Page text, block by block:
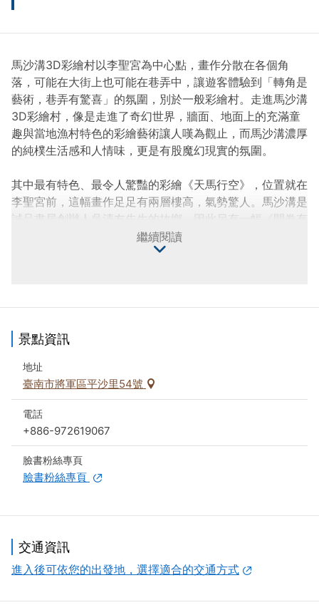
馬沙溝3D彩繪村以李聖宮為中心點，畫作分散在各個角
落，可能在大街上也可能在巷弄中，讓遊客體驗到「轉角是
藝術，巷弄有驚喜」的氛圍，別於一般彩繪村。走進馬沙溝
3D彩繪村，像是走進了奇幻世界，牆面、地面上的充滿童
趣與當地漁村特色的彩繪藝術讓人嘆為觀止，而馬沙溝濃厚
的純樸生活感和人情味，更是有股魔幻現實的氛圍。
其中最有特色、最令人驚豔的彩繪《天馬行空》，位置就在
李聖宮前，這幅畫作足足有兩層樓高，氣勢驚人。馬沙溝是
誠品書局創辦人吳清友先生的故鄉，因此另有一幅《開卷有
益》，繪著堆疊的書本成為書牆，裡面則以毛筆為橋樑，映
《喵喵愛吃土魠》《河馬望月》以及《貓仔曬魚》等畫作。
成了3D彩繪圖的主角。這些彩繪作品的作者曾進成老師，
片！
繼續閱讀
景點資訊
地址
臺南市將軍區平沙里54號
電話
+886-972619067
臉書粉絲專頁
臉書粉絲專頁
交通資訊
進入後可依您的出發地，選擇適合的交通方式